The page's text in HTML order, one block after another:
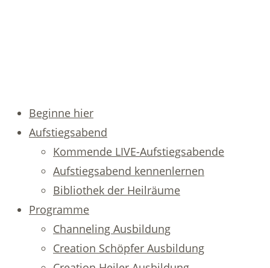
Beginne hier
Aufstiegsabend
Kommende LIVE-Aufstiegsabende
Aufstiegsabend kennenlernen
Bibliothek der Heilräume
Programme
Channeling Ausbildung
Creation Schöpfer Ausbildung